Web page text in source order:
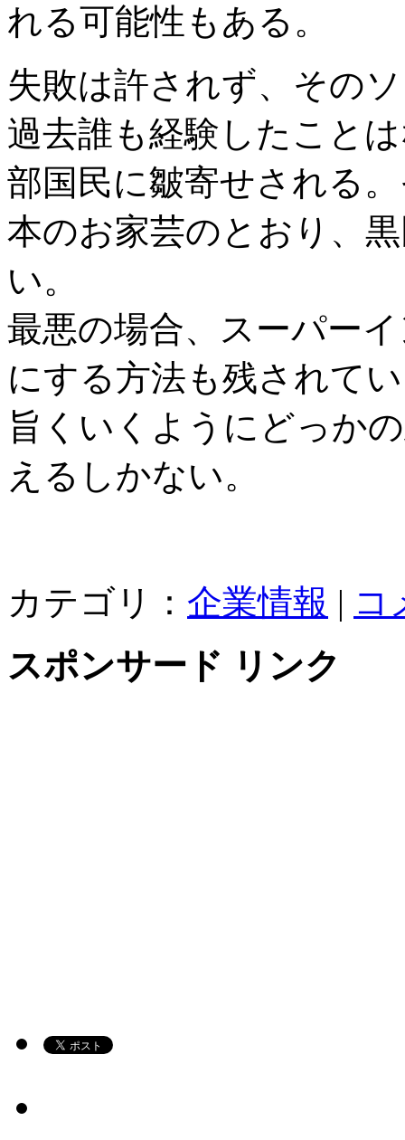
れる可能性もある。
失敗は許されず、その
過去誰も経験したこと
部国民に皺寄せされる
本のお家芸のとおり、
い。
最悪の場合、スーパー
にする方法も残されて
旨くいくようにどっか
えるしかない。
カテゴリ： 企業情報 | コ
スポンサード リンク